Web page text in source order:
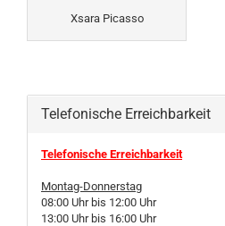
Xsara Picasso
Telefonische Erreichbarkeit
Telefonische Erreichbarkeit
Montag-Donnerstag
08:00 Uhr bis 12:00 Uhr
13:00 Uhr bis 16:00 Uhr